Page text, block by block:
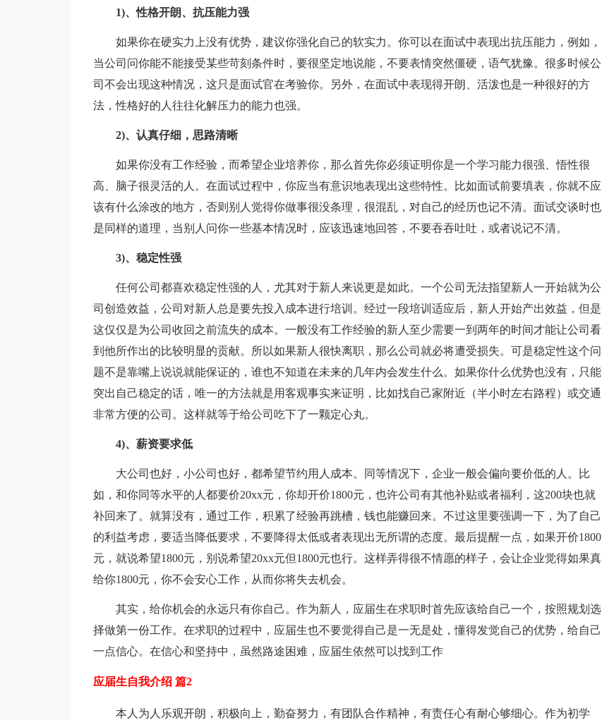
1)、性格开朗、抗压能力强
如果你在硬实力上没有优势，建议你强化自己的软实力。你可以在面试中表现出抗压能力，例如，
当公司问你能不能接受某些苛刻条件时，要很坚定地说能，不要表情突然僵硬，语气犹豫。很多时候公
司不会出现这种情况，这只是面试官在考验你。另外，在面试中表现得开朗、活泼也是一种很好的方
法，性格好的人往往化解压力的能力也强。
2)、认真仔细，思路清晰
如果你没有工作经验，而希望企业培养你，那么首先你必须证明你是一个学习能力很强、悟性很
高、脑子很灵活的人。在面试过程中，你应当有意识地表现出这些特性。比如面试前要填表，你就不应
该有什么涂改的地方，否则别人觉得你做事很没条理，很混乱，对自己的经历也记不清。面试交谈时也
是同样的道理，当别人问你一些基本情况时，应该迅速地回答，不要吞吞吐吐，或者说记不清。
3)、稳定性强
任何公司都喜欢稳定性强的人，尤其对于新人来说更是如此。一个公司无法指望新人一开始就为公
司创造效益，公司对新人总是要先投入成本进行培训。经过一段培训适应后，新人开始产出效益，但是
这仅仅是为公司收回之前流失的成本。一般没有工作经验的新人至少需要一到两年的时间才能让公司看
到他所作出的比较明显的贡献。所以如果新人很快离职，那么公司就必将遭受损失。可是稳定性这个问
题不是靠嘴上说说就能保证的，谁也不知道在未来的几年内会发生什么。如果你什么优势也没有，只能
突出自己稳定的话，唯一的方法就是用客观事实来证明，比如找自己家附近（半小时左右路程）或交通
非常方便的公司。这样就等于给公司吃下了一颗定心丸。
4)、薪资要求低
大公司也好，小公司也好，都希望节约用人成本。同等情况下，企业一般会偏向要价低的人。比
如，和你同等水平的人都要价20xx元，你却开价1800元，也许公司有其他补贴或者福利，这200块也就
补回来了。就算没有，通过工作，积累了经验再跳槽，钱也能赚回来。不过这里要强调一下，为了自己
的利益考虑，要适当降低要求，不要降得太低或者表现出无所谓的态度。最后提醒一点，如果开价1800
元，就说希望1800元，别说希望20xx元但1800元也行。这样弄得很不情愿的样子，会让企业觉得如果真
给你1800元，你不会安心工作，从而你将失去机会。
其实，给你机会的永远只有你自己。作为新人，应届生在求职时首先应该给自己一个，按照规划选
择做第一份工作。在求职的过程中，应届生也不要觉得自己是一无是处，懂得发觉自己的优势，给自己
一点信心。在信心和坚持中，虽然路途困难，应届生依然可以找到工作
应届生自我介绍 篇2
本人为人乐观开朗，积极向上，勤奋努力，有团队合作精神，有责任心有耐心够细心。作为初学